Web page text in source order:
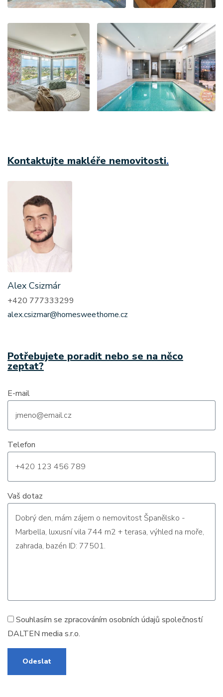
Kontaktujte makléře nemovitosti.
Alex Csizmár
+420 777333299
alex.csizmar@homesweethome.cz
Potřebujete poradit nebo se na něco
zeptat?
E-mail
Telefon
Vaš dotaz
Souhlasím se zpracováním osobních údajů společností
DALTEN media s.r.o.
Odeslat